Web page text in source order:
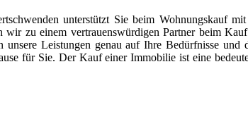
unterstützt Sie beim Wohnungskauf
zu einem vertrauenswürdigen Partner beim
Leistungen genau auf Ihre Bedürfnisse
für Sie. Der Kauf einer Immobilie ist eine